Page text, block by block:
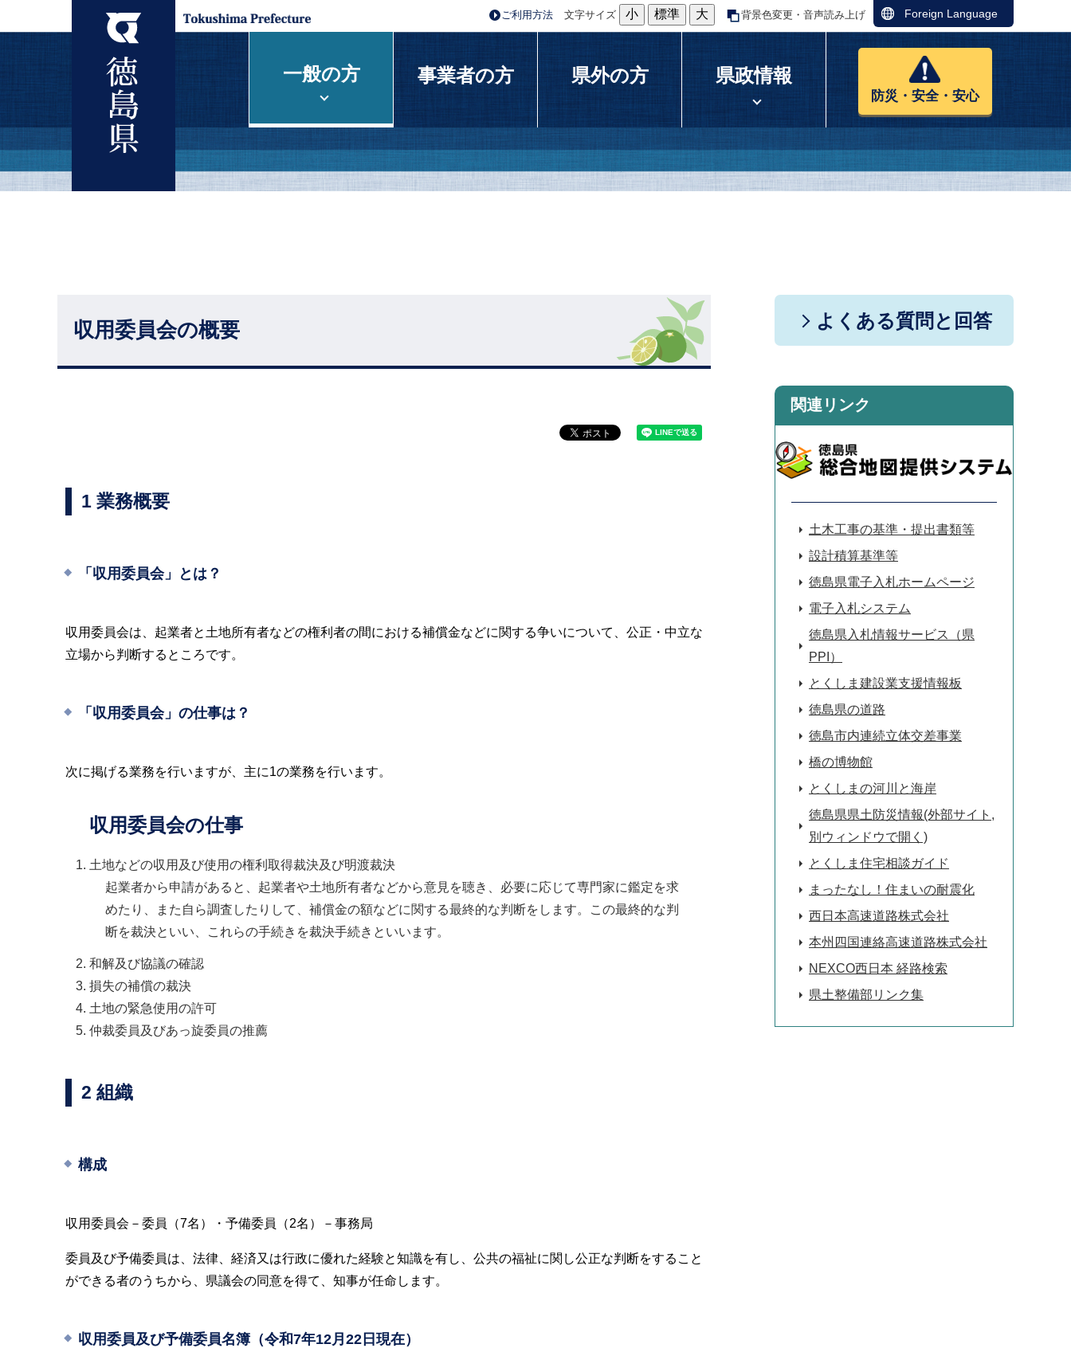
ご利用方法 文字サイズ 小 標準 大 背景色変更・音声読み上げ Foreign Language
一般の方 事業者の方 県外の方 県政情報
防災・安全・安心
収用委員会の概要
1 業務概要
「収用委員会」とは？
収用委員会は、起業者と土地所有者などの権利者の間における補償金などに関する争いについて、公正・中立な
立場から判断するところです。
「収用委員会」の仕事は？
次に掲げる業務を行いますが、主に1の業務を行います。
収用委員会の仕事
土地などの収用及び使用の権利取得裁決及び明渡裁決
起業者から申請があると、起業者や土地所有者などから意見を聴き、必要に応じて専門家に鑑定を求
めたり、また自ら調査したりして、補償金の額などに関する最終的な判断をします。この最終的な判
断を裁決といい、これらの手続きを裁決手続きといいます。
和解及び協議の確認
損失の補償の裁決
土地の緊急使用の許可
仲裁委員及びあっ旋委員の推薦
2 組織
構成
収用委員会－委員（7名）・予備委員（2名）－事務局
委員及び予備委員は、法律、経済又は行政に優れた経験と知識を有し、公共の福祉に関し公正な判断をすること
ができる者のうちから、県議会の同意を得て、知事が任命します。
収用委員及び予備委員名簿（令和7年12月22日現在）
よくある質問と回答
関連リンク
土木工事の基準・提出書類等
設計積算基準等
徳島県電子入札ホームページ
電子入札システム
徳島県入札情報サービス（県
PPI）
とくしま建設業支援情報板
徳島県の道路
徳島市内連続立体交差事業
橋の博物館
とくしまの河川と海岸
徳島県県土防災情報(外部サイト,
別ウィンドウで開く)
とくしま住宅相談ガイド
まったなし！住まいの耐震化
西日本高速道路株式会社
本州四国連絡高速道路株式会社
NEXCO西日本 経路検索
県土整備部リンク集